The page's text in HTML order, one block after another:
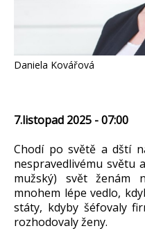
Daniela Kovářová
7.listopad 2025 - 07:00
Chodí po světě a dští
nespravedlivému světu
mužský) svět ženám
mnohem lépe vedlo,
státy, kdyby šéfovaly
rozhodovaly ženy.